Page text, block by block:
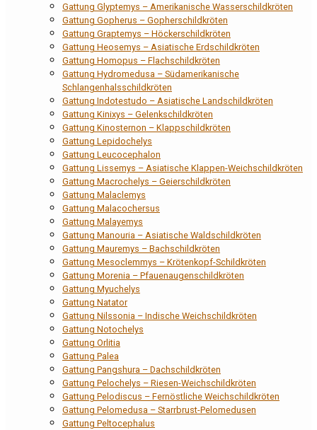
Gattung Glyptemys – Amerikanische Wasserschildkröten
Gattung Gopherus – Gopherschildkröten
Gattung Graptemys – Höckerschildkröten
Gattung Heosemys – Asiatische Erdschildkröten
Gattung Homopus – Flachschildkröten
Gattung Hydromedusa – Südamerikanische
Schlangenhalsschildkröten
Gattung Indotestudo – Asiatische Landschildkröten
Gattung Kinixys – Gelenkschildkröten
Gattung Kinosternon – Klappschildkröten
Gattung Lepidochelys
Gattung Leucocephalon
Gattung Lissemys – Asiatische Klappen-Weichschildkröten
Gattung Macrochelys – Geierschildkröten
Gattung Malaclemys
Gattung Malacochersus
Gattung Malayemys
Gattung Manouria – Asiatische Waldschildkröten
Gattung Mauremys – Bachschildkröten
Gattung Mesoclemmys – Krötenkopf-Schildkröten
Gattung Morenia – Pfauenaugenschildkröten
Gattung Myuchelys
Gattung Natator
Gattung Nilssonia – Indische Weichschildkröten
Gattung Notochelys
Gattung Orlitia
Gattung Palea
Gattung Pangshura – Dachschildkröten
Gattung Pelochelys – Riesen-Weichschildkröten
Gattung Pelodiscus – Fernöstliche Weichschildkröten
Gattung Pelomedusa – Starrbrust-Pelomedusen
Gattung Peltocephalus